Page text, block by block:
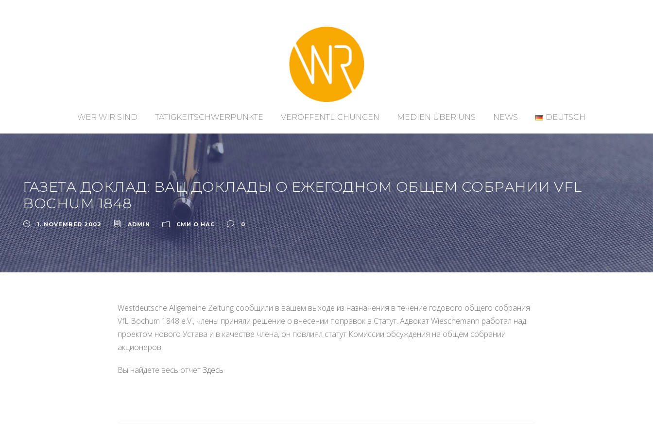
WER WIR SIND TÄTIGKEITSCHWERPUNKTE VERÖFFENTLICHUNGEN MEDIEN ÜBER UNS NEWS DEUTSCH
ГАЗЕТА ДОКЛАД: ВАЦ ДОКЛАДЫ О ЕЖЕГОДНОМ ОБЩЕМ СОБРАНИИ VFL
BOCHUM 1848
1. NOVEMBER 2002 ADMIN СМИ О НАС 0
Westdeutsche Allgemeine Zeitung сообщили в вашем выходе из назначения в течение годового общего собрания
VfL Bochum 1848 e.V., члены приняли решение о внесении поправок в Статут. Адвокат Wieschemann работал над
проектом нового Устава и в качестве члена, он повлиял статут Комиссии обсуждения на общем собрании
акционеров.
Вы найдете весь отчет Здесь